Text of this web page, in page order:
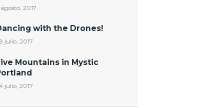
2017
with the Drones!
julio, 2017
Mountains in Mystic
julio, 2017